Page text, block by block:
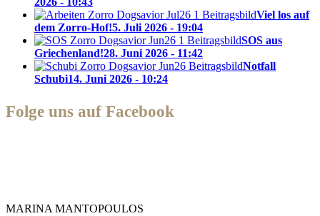
Viel los auf
dem Zorro-Hof!5. Juli 2026 - 19:04
SOS aus
Griechenland!28. Juni 2026 - 11:42
Notfall
Schubi14. Juni 2026 - 10:24
Folge uns auf Facebook
MARINA MANTOPOULOS